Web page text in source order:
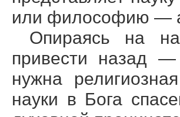
или философию —
Опираясь на
привести назад
нужна
науки в Бога